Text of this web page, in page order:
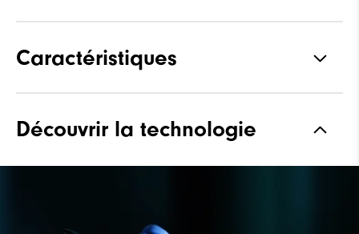
Caractéristiques
imperméable
Système de laçage
Découvrir la technologie